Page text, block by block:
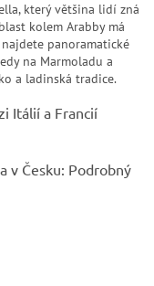
který většina lidí zná
kolem Arabby má
panoramatické
na Marmoladu a
a ladinská tradice.
Itálií a Francií
v Česku: Podrobný